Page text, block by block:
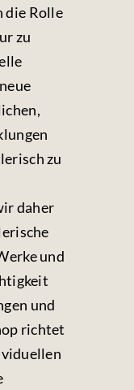
die Rolle
zu
zu
daher
und
und
richtet